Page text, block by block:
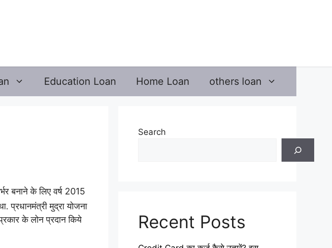
Education Loan Home Loan others loan
बनाने के लिए वर्ष 2015
प्रधानमंत्री मुद्रा योजना
के लोन प्रदान किये
Search
Recent Posts